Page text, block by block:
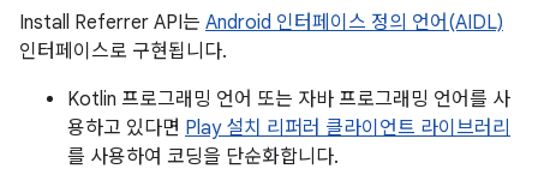
Install Referrer API는 Android 인터페이스 정의 언어(AIDL)
인터페이스로 구현됩니다.
Kotlin 프로그래밍 언어 또는 자바 프로그래밍 언어를 사
용하고 있다면 Play 설치 리퍼러 클라이언트 라이브러리
를 사용하여 코딩을 단순화합니다.